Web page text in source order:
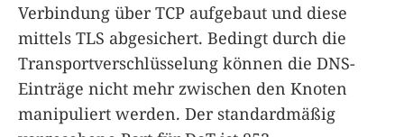
Verbindung über TCP aufgebaut und diese
mittels TLS abgesichert. Bedingt durch die
Transportverschlüsselung können die DNS-
Einträge nicht mehr zwischen den Knoten
manipuliert werden. Der standardmäßig